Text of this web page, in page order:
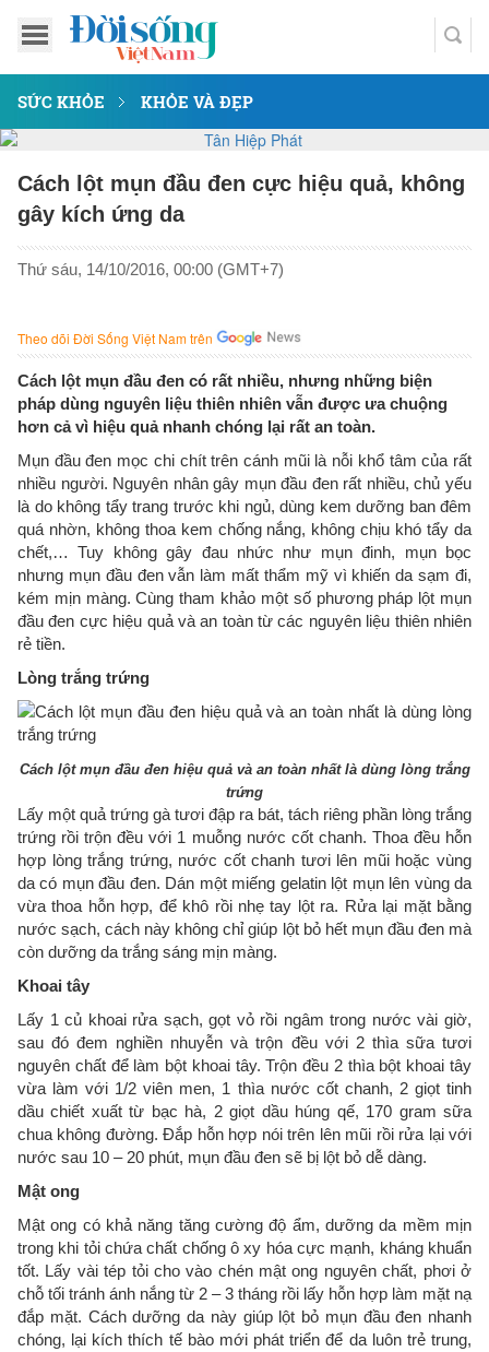
SỨC KHỎE KHỎE VÀ ĐẸP
Cách lột mụn đầu đen cực hiệu quả, không
gây kích ứng da
Thứ sáu, 14/10/2016, 00:00 (GMT+7)
Theo dõi Đời Sống Việt Nam trên
Cách lột mụn đầu đen có rất nhiều, nhưng những biện
pháp dùng nguyên liệu thiên nhiên vẫn được ưa chuộng
hơn cả vì hiệu quả nhanh chóng lại rất an toàn.
Mụn đầu đen mọc chi chít trên cánh mũi là nỗi khổ tâm của rất
nhiều người. Nguyên nhân gây mụn đầu đen rất nhiều, chủ yếu
là do không tẩy trang trước khi ngủ, dùng kem dưỡng ban đêm
quá nhờn, không thoa kem chống nắng, không chịu khó tẩy da
chết,… Tuy không gây đau nhức như mụn đinh, mụn bọc
nhưng mụn đầu đen vẫn làm mất thẩm mỹ vì khiến da sạm đi,
kém mịn màng. Cùng tham khảo một số phương pháp lột mụn
đầu đen cực hiệu quả và an toàn từ các nguyên liệu thiên nhiên
rẻ tiền.
Lòng trắng trứng
Cách lột mụn đầu đen hiệu quả và an toàn nhất là dùng lòng trắng
trứng
Lấy một quả trứng gà tươi đập ra bát, tách riêng phần lòng trắng
trứng rồi trộn đều với 1 muỗng nước cốt chanh. Thoa đều hỗn
hợp lòng trắng trứng, nước cốt chanh tươi lên mũi hoặc vùng
da có mụn đầu đen. Dán một miếng gelatin lột mụn lên vùng da
vừa thoa hỗn hợp, để khô rồi nhẹ tay lột ra. Rửa lại mặt bằng
nước sạch, cách này không chỉ giúp lột bỏ hết mụn đầu đen mà
còn dưỡng da trắng sáng mịn màng.
Khoai tây
Lấy 1 củ khoai rửa sạch, gọt vỏ rồi ngâm trong nước vài giờ,
sau đó đem nghiền nhuyễn và trộn đều với 2 thìa sữa tươi
nguyên chất để làm bột khoai tây. Trộn đều 2 thìa bột khoai tây
vừa làm với 1/2 viên men, 1 thìa nước cốt chanh, 2 giọt tinh
dầu chiết xuất từ bạc hà, 2 giọt dầu húng qế, 170 gram sữa
chua không đường. Đắp hỗn hợp nói trên lên mũi rồi rửa lại với
nước sau 10 – 20 phút, mụn đầu đen sẽ bị lột bỏ dễ dàng.
Mật ong
Mật ong có khả năng tăng cường độ ẩm, dưỡng da mềm mịn
trong khi tỏi chứa chất chống ô xy hóa cực mạnh, kháng khuẩn
tốt. Lấy vài tép tỏi cho vào chén mật ong nguyên chất, phơi ở
chỗ tối tránh ánh nắng từ 2 – 3 tháng rồi lấy hỗn hợp làm mặt nạ
đắp mặt. Cách dưỡng da này giúp lột bỏ mụn đầu đen nhanh
chóng, lại kích thích tế bào mới phát triển để da luôn trẻ trung,